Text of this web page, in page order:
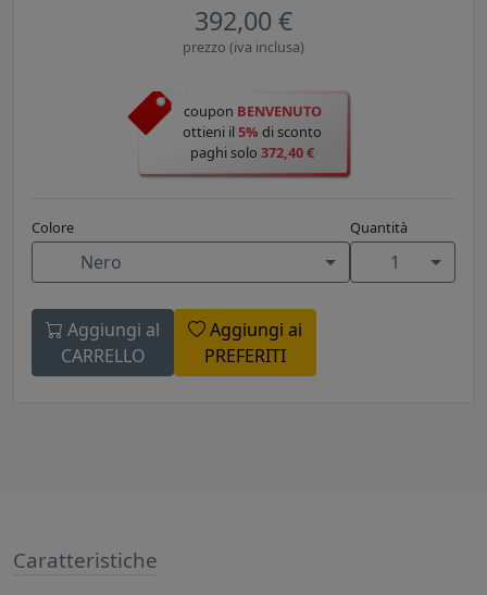
392,00 €
prezzo (iva inclusa)
coupon BENVENUTO
ottieni il5% di sconto
paghi solo 372,40 €
Colore
Nero
Quantità
1
Aggiungi al
CARRELLO
Aggiungi ai
PREFERITI
Caratteristiche